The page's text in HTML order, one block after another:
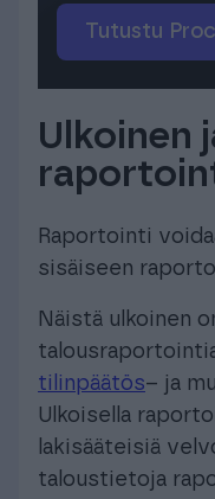
Tutustu
Ulkoinen
Raportointi
sisäiseen
Näistä ulkoinen
tilinpäätös– ja
Ulkoisella
lakisääteisiä
taloustietoja